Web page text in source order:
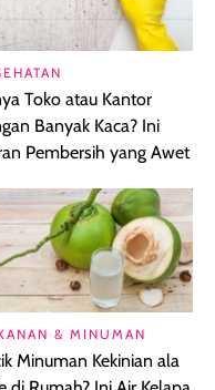
Toko atau Kantor
Banyak Kaca? Ini
Pembersih yang Awet
& MINUMAN
Minuman Kekinian ala